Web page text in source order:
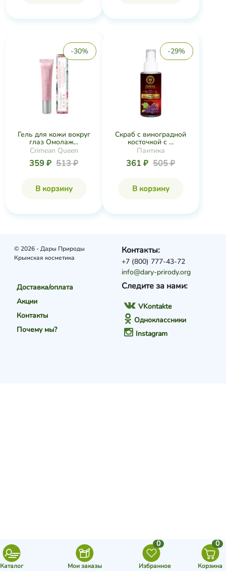
-30%
Гель для кожи вокруг
глаз Омолаж...
Crimean Queen
359 ₽ 513 ₽
В корзину
-29%
Скраб с виноградной
косточкой с ...
Пантика
361 ₽ 505 ₽
В корзину
© 2026 - Дары Природы
Крымская косметика
Доставка/оплата
Акции
Контакты
Почему мы?
Следите за нами:
VKontakte
Одноклассники
Instagram
Контакты:
+7 (800) 777-43-72
info@dary-prirody.org
Каталог Мои заказы
0
Избранное
0
Корзина